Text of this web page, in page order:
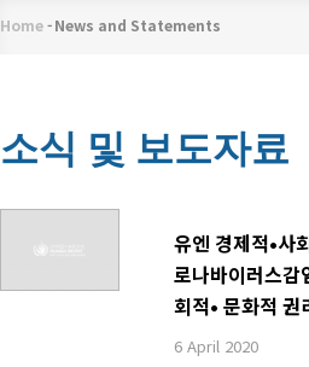
메
경
Home-News and Statements
소식 및 보도자료
유엔 경제적•사
로나바이러스감
회적• 문화적 권
6 April 2020